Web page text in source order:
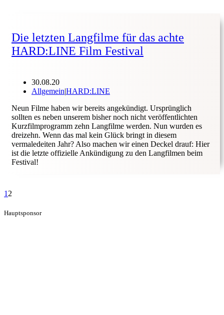
Die letzten Langfilme für das achte
HARD:LINE Film Festival
30.08.20
Allgemein|HARD:LINE
Neun Filme haben wir bereits angekündigt. Ursprünglich
sollten es neben unserem bisher noch nicht veröffentlichten
Kurzfilmprogramm zehn Langfilme werden. Nun wurden es
dreizehn. Wenn das mal kein Glück bringt in diesem
vermaledeiten Jahr? Also machen wir einen Deckel drauf: Hier
ist die letzte offizielle Ankündigung zu den Langfilmen beim
Festival!
1 2
Hauptsponsor